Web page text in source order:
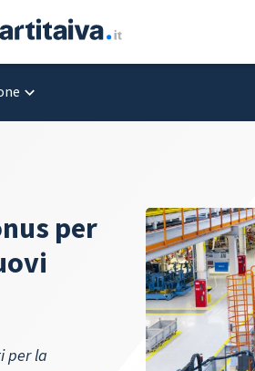
per
per la